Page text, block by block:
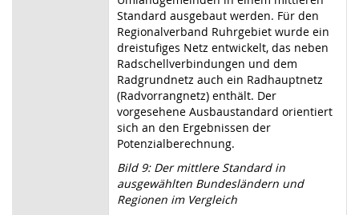
Standard ausgebaut werden. Für den
Regionalverband Ruhrgebiet wurde ein
dreistufiges Netz entwickelt, das neben
Radschellverbindungen und dem
Radgrundnetz auch ein Radhauptnetz
(Radvorrangnetz) enthält. Der
vorgesehene Ausbaustandard orientiert
sich an den Ergebnissen der
Potenzialberechnung.
Bild 9: Der mittlere Standard in
ausgewählten Bundesländern und
Regionen im Vergleich